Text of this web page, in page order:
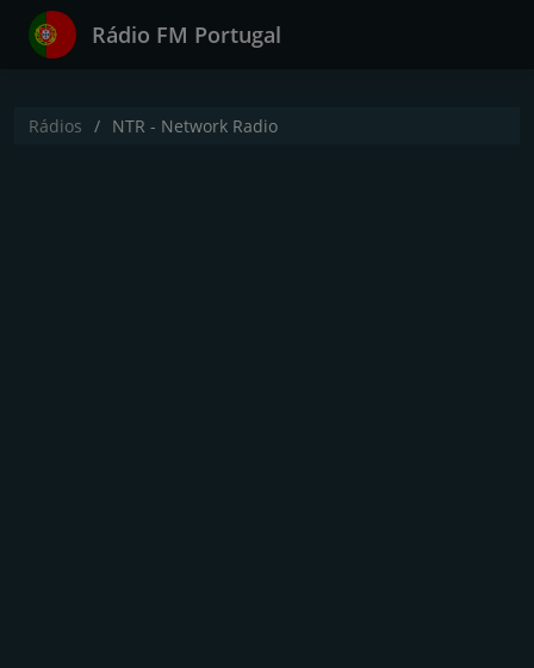
Rádio FM Portugal
Rádios NTR - Network Radio